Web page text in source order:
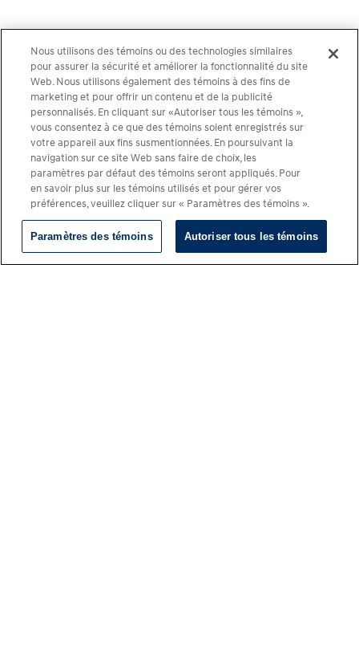
Nous utilisons des témoins ou des technologies similaires
pour assurer la sécurité et améliorer la fonctionnalité du site
Web. Nous utilisons également des témoins à des fins de
marketing et pour offrir un contenu et de la publicité
personnalisés. En cliquant sur «Autoriser tous les témoins »,
vous consentez à ce que des témoins soient enregistrés sur
votre appareil aux fins susmentionnées. En poursuivant la
navigation sur ce site Web sans faire de choix, les
paramètres par défaut des témoins seront appliqués. Pour
en savoir plus sur les témoins utilisés et pour gérer vos
préférences, veuillez cliquer sur « Paramètres des témoins ».
Paramètres des témoins Autoriser tous les témoins